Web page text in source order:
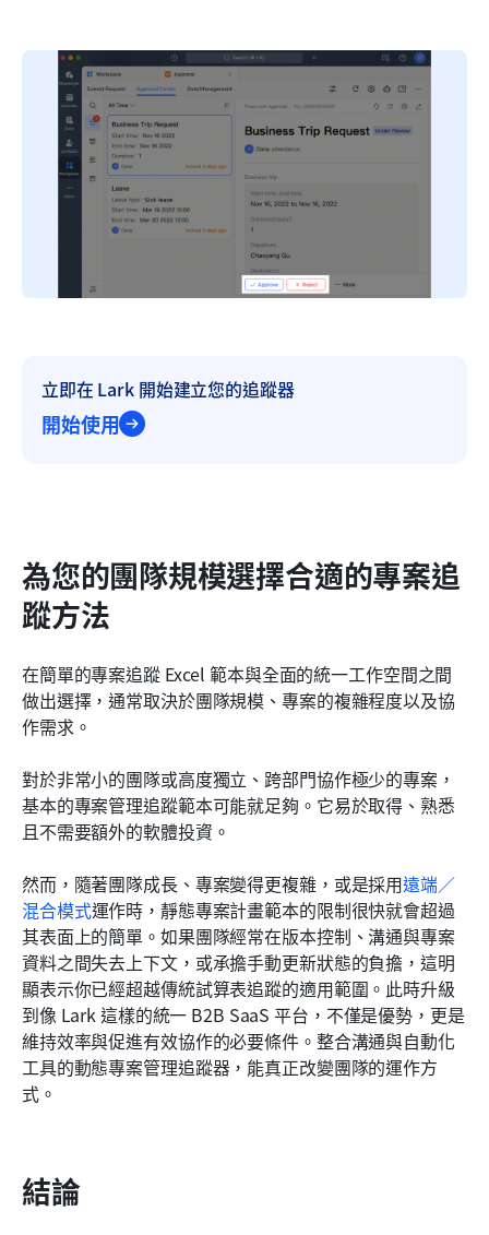
立即在 Lark 開始建立您的追蹤器
開始使用
為您的團隊規模選擇合適的專案追
蹤方法
在簡單的專案追蹤 Excel 範本與全面的統一工作空間之間
做出選擇，通常取決於團隊規模、專案的複雜程度以及協
作需求。
對於非常小的團隊或高度獨立、跨部門協作極少的專案，
基本的專案管理追蹤範本可能就足夠。它易於取得、熟悉
且不需要額外的軟體投資。
然而，隨著團隊成長、專案變得更複雜，或是採用遠端／
混合模式運作時，靜態專案計畫範本的限制很快就會超過
其表面上的簡單。如果團隊經常在版本控制、溝通與專案
資料之間失去上下文，或承擔手動更新狀態的負擔，這明
顯表示你已經超越傳統試算表追蹤的適用範圍。此時升級
到像 Lark 這樣的統一 B2B SaaS 平台，不僅是優勢，更是
維持效率與促進有效協作的必要條件。整合溝通與自動化
工具的動態專案管理追蹤器，能真正改變團隊的運作方
式。
結論